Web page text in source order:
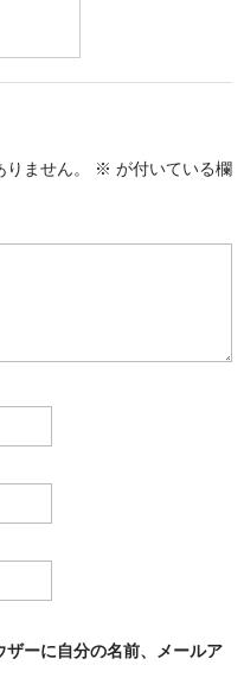
ません。
※ が付いている欄
ーに自分の名前、メールア